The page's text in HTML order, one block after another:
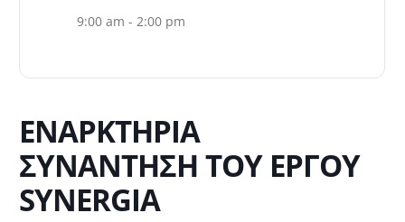
9:00 am - 2:00 pm
ENAΡΚΤΗΡΙΑ
ΣΥΝΑΝΤΗΣΗ ΤΟΥ ΕΡΓΟΥ
SYNERGIA